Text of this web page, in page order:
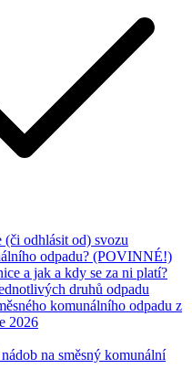
(či odhlásit od) svozu
odpadu? (POVINNÉ!)
a jak a kdy se za ni platí?
druhů odpadu
komunálního odpadu z
2026
na směsný komunální